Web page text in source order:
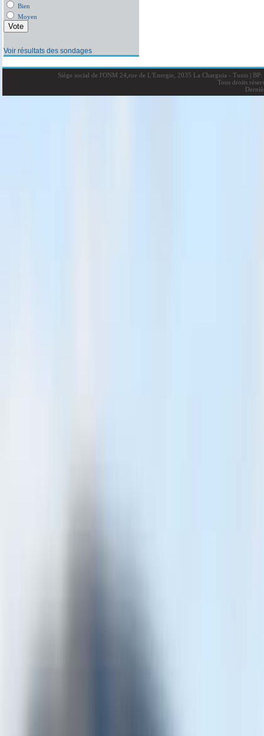
Bien
Moyen
Voir résultats des sondages
Siège social de l'ONM 24,rue de L'Energie, 2035 La Charguia - Tunis |BP:
Tous droits